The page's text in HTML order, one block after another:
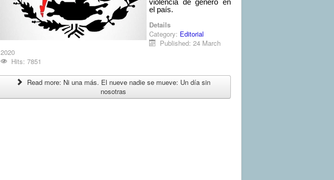
violencia de género en
el país.
Details
Category: Editorial
Published: 24 March
2020
Hits: 7851
Read more: Ni una más. El nueve nadie se mueve: Un día sin
nosotras